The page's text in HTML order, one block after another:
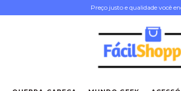
Preço justo e qualidade você